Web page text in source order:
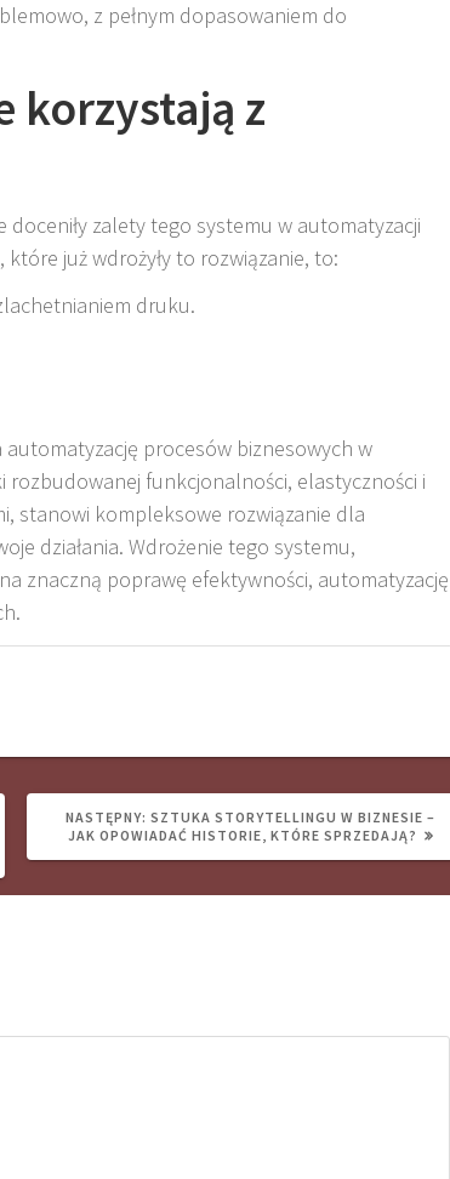
z pełnym dopasowaniem do
korzystają z
zalety tego systemu w automatyzacji
, które już wdrożyły to rozwiązanie, to:
druku.
procesów biznesowych w
rozbudowanej funkcjonalności, elastyczności i
stanowi kompleksowe rozwiązanie dla
działania. Wdrożenie tego systemu,
znaczną poprawę efektywności, automatyzację
NASTĘPNY: NASTĘPNY
WPIS:
SZTUKA STORYTELLINGU W BIZNESIE –
JAK OPOWIADAĆ HISTORIE, KTÓRE SPRZEDAJĄ?